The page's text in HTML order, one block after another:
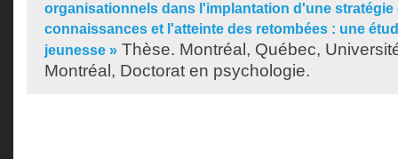
organisationnels dans l'implantation d'une
connaissances et l'atteinte des retombées : une
jeunesse » Thèse. Montréal, Québec,
Montréal, Doctorat en psychologie.